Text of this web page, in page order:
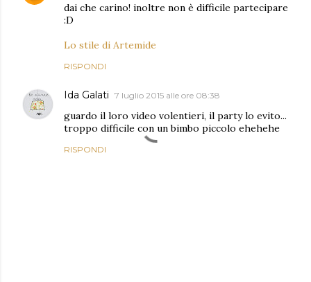
dai che carino! inoltre non è difficile partecipare
:D
Lo stile di Artemide
RISPONDI
Ida Galati 7 luglio 2015 alle ore 08:38
guardo il loro video volentieri, il party lo evito...
troppo difficile con un bimbo piccolo ehehehe
RISPONDI